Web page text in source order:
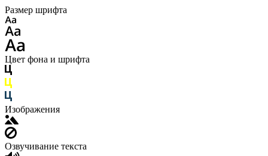
Размер шрифта
Цвет фона и шрифта
Изображения
Озвучивание текста